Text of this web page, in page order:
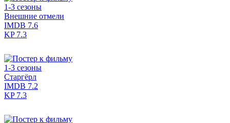
1-3 сезоны
Внешние отмели
IMDB 7.6
KP7.3
1-3 сезоны
Старгёрл
IMDB 7.2
KP7.3